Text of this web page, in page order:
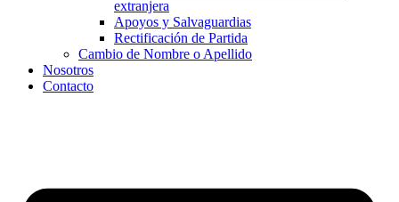
extranjera
Apoyos y Salvaguardias
Rectificación de Partida
Cambio de Nombre o Apellido
Nosotros
Contacto